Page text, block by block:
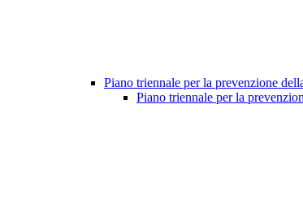
Piano triennale per la prevenzione
Piano triennale per la